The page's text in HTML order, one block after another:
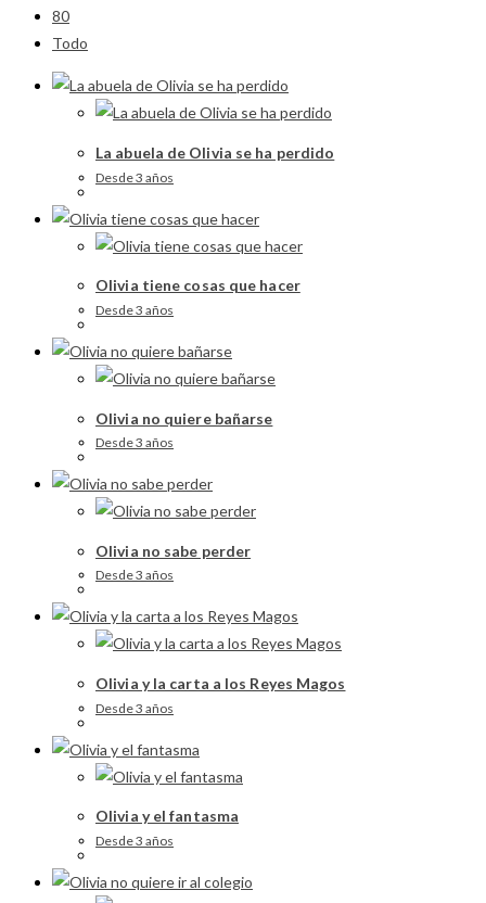
80
Todo
La abuela de Olivia se ha perdido
Desde 3 años
Olivia tiene cosas que hacer
Desde 3 años
Olivia no quiere bañarse
Desde 3 años
Olivia no sabe perder
Desde 3 años
Olivia y la carta a los Reyes Magos
Desde 3 años
Olivia y el fantasma
Desde 3 años